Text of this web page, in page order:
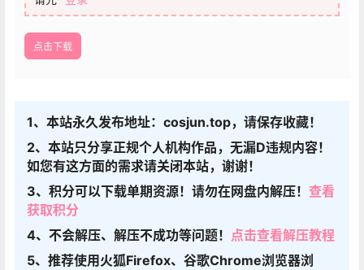
点击下载
1、本站永久发布地址：cosjun.top，请保存收藏！
2、本站只分享正规个人机构作品，无漏D违规内容！
如您有这方面的需求请关闭本站，谢谢！
3、积分可以下载单期资源！请勿在网盘内解压！ 查看
获取积分
4、不会解压、解压不成功等问题！ 点击查看解压教程
5、推荐使用火狐Firefox、谷歌Chrome浏览器浏